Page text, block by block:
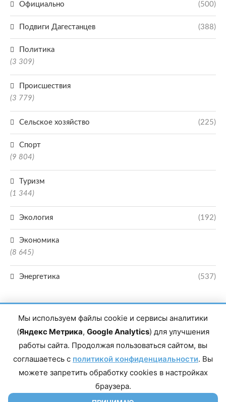
Официально (500)
Подвиги Дагестанцев (388)
Политика
(3 309)
Происшествия
(3 779)
Сельское хозяйство (225)
Спорт
(9 804)
Туризм
(1 344)
Экология (192)
Экономика
(8 645)
Энергетика (537)
Главный редактор сетевого издания Магомаев Тимур Нухович. Контакты
редакции: 8(988)-292-94-34 Почта: vestiskfo@gmail.com По вопросам
Дагестан, г. Махачкала, пр-т Насрутдинова, д. 1а. Все права защищены.
Копирование и использование полных материалов запрещено, частичное
цитирование возможно только при условии гиперссылки на сайт mirmol.ru.
Мы используем файлы cookie и сервисы аналитики
(Яндекс Метрика, Google Analytics) для улучшения
работы сайта. Продолжая пользоваться сайтом, вы
соглашаетесь с политикой конфиденциальности. Вы
можете запретить обработку cookies в настройках
браузера.